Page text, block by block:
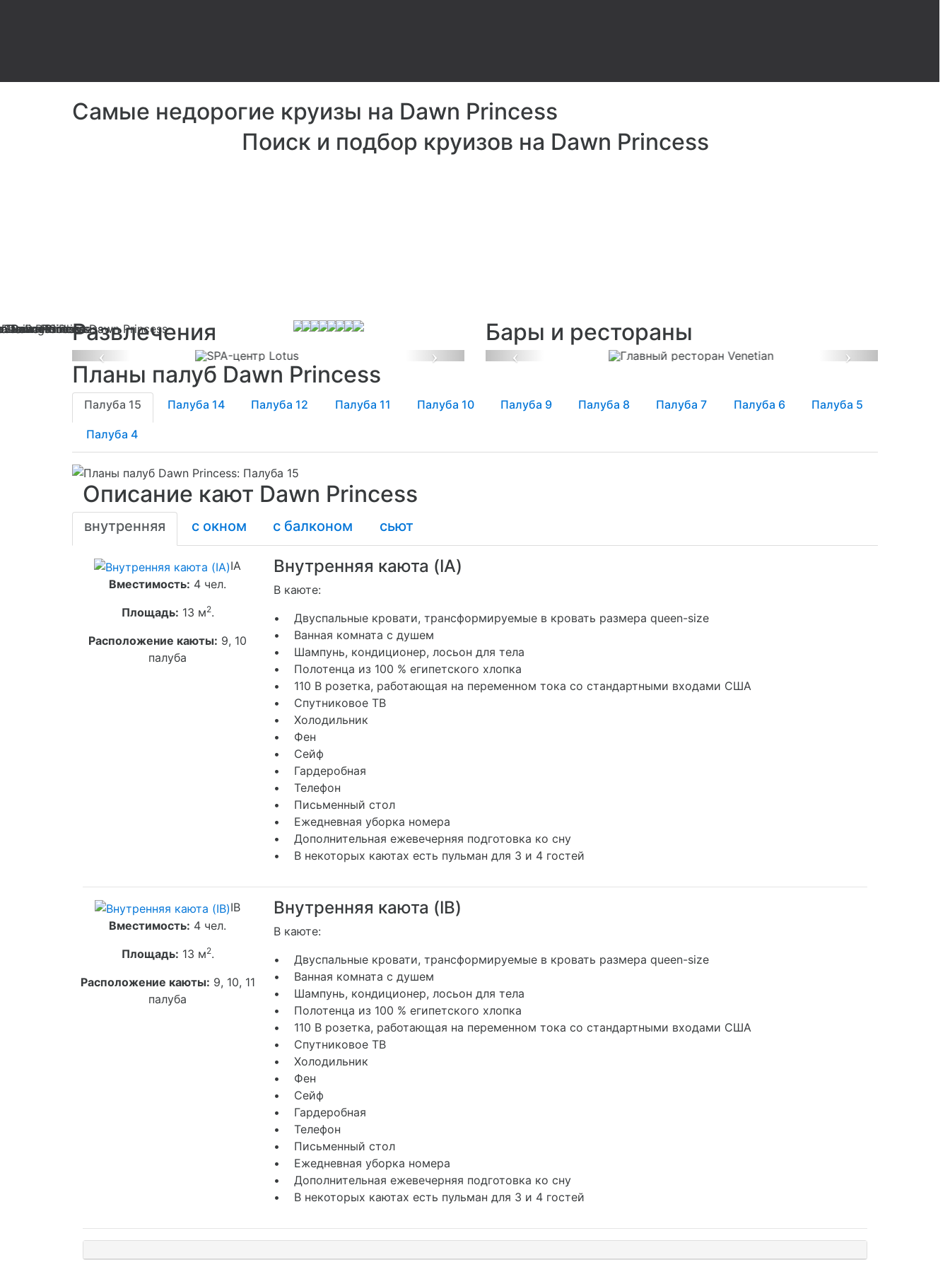
Самые недорогие круизы на Dawn Princess
Поиск и подбор круизов на Dawn Princess
Развлечения
Previous Next
Бары и рестораны
Previous Next
Планы палуб Dawn Princess
Палуба 15 Палуба 14 Палуба 12 Палуба 11 Палуба 10 Палуба 9 Палуба 8 Палуба 7 Палуба 6 Палуба 5
Палуба 4
Описание кают Dawn Princess
внутренняя с окном с балконом сьют
IA
Вместимость: 4 чел.
Площадь: 13 м2.
Расположение каюты: 9, 10
палуба
Внутренняя каюта (IA)
В каюте:
• Двуспальные кровати, трансформируемые в кровать размера queen-size
• Ванная комната с душем
• Шампунь, кондиционер, лосьон для тела
• Полотенца из 100 % египетского хлопка
• 110 В розетка, работающая на переменном тока со стандартными входами США
• Спутниковое ТВ
• Холодильник
• Фен
• Сейф
• Гардеробная
• Телефон
• Письменный стол
• Ежедневная уборка номера
• Дополнительная ежевечерняя подготовка ко сну
• В некоторых каютах есть пульман для 3 и 4 гостей
IB
Вместимость: 4 чел.
Площадь: 13 м2.
Расположение каюты: 9, 10, 11
палуба
Внутренняя каюта (IB)
В каюте:
• Двуспальные кровати, трансформируемые в кровать размера queen-size
• Ванная комната с душем
• Шампунь, кондиционер, лосьон для тела
• Полотенца из 100 % египетского хлопка
• 110 В розетка, работающая на переменном тока со стандартными входами США
• Спутниковое ТВ
• Холодильник
• Фен
• Сейф
• Гардеробная
• Телефон
• Письменный стол
• Ежедневная уборка номера
• Дополнительная ежевечерняя подготовка ко сну
• В некоторых каютах есть пульман для 3 и 4 гостей